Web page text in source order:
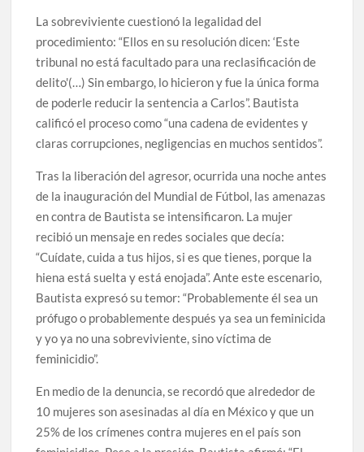
La sobreviviente cuestionó la legalidad del
procedimiento: “Ellos en su resolución dicen: ‘Este
tribunal no está facultado para una reclasificación de
delito'(…) Sin embargo, lo hicieron y fue la única forma
de poderle reducir la sentencia a Carlos”. Bautista
calificó el proceso como “una cadena de evidentes y
claras corrupciones, negligencias en muchos sentidos”.
Tras la liberación del agresor, ocurrida una noche antes
de la inauguración del Mundial de Fútbol, las amenazas
en contra de Bautista se intensificaron. La mujer
recibió un mensaje en redes sociales que decía:
“Cuídate, cuida a tus hijos, si es que tienes, porque la
hiena está suelta y está enojada”. Ante este escenario,
Bautista expresó su temor: “Probablemente él sea un
prófugo o probablemente después ya sea un feminicida
y yo ya no una sobreviviente, sino víctima de
feminicidio”.
En medio de la denuncia, se recordó que alrededor de
10 mujeres son asesinadas al día en México y que un
25% de los crímenes contra mujeres en el país son